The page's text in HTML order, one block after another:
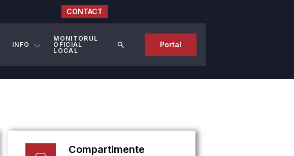
CONTACT
INFO
MONITORUL
OFICIAL
LOCAL
Portal
Compartimente